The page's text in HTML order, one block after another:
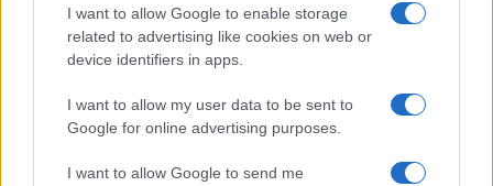
I want to allow Google to enable storage
related to advertising like cookies on web or
device identifiers in apps.
I want to allow my user data to be sent to
Google for online advertising purposes.
I want to allow Google to send me
Lotte de Vries · 5 aug 2026
CRYPTOVALUTA